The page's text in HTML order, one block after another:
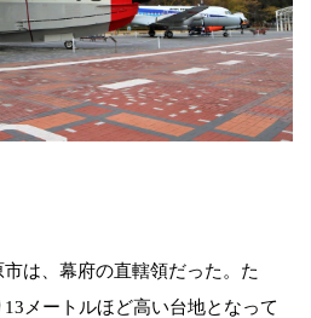
は、幕府の直轄領だった。た
メートルほど高い台地となって